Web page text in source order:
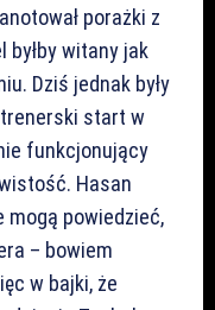
porażki z
byłby witany jak
Dziś jednak były
start w
funkcjonujący
Hasan
mogą powiedzieć,
– bowiem
w bajki, że